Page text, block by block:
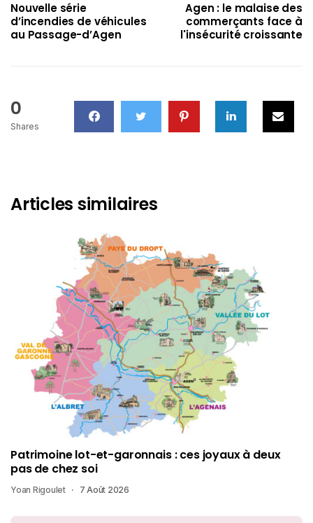
Nouvelle série
d’incendies de véhicules
au Passage-d’Agen
Agen : le malaise des
commerçants face à
l'insécurité croissante
0
Shares
Articles similaires
Patrimoine lot-et-garonnais : ces joyaux à deux
pas de chez soi
Yoan Rigoulet 7 Août 2026